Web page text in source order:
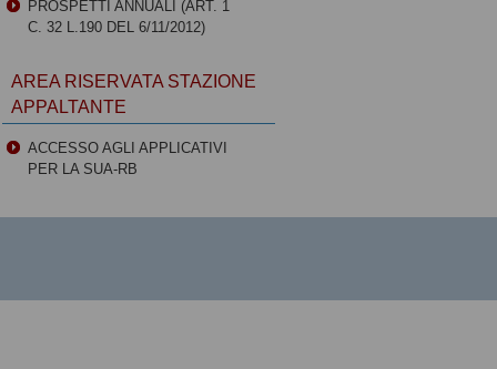
PROSPETTI ANNUALI (ART. 1
C. 32 L.190 DEL 6/11/2012)
AREA RISERVATA STAZIONE
APPALTANTE
ACCESSO AGLI APPLICATIVI
PER LA SUA-RB